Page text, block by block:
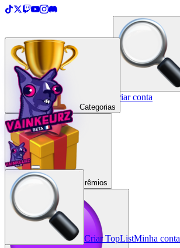
Criar uma TopList Entrar / Criar conta
Categorias
Prêmios
Criar TopListMinha conta